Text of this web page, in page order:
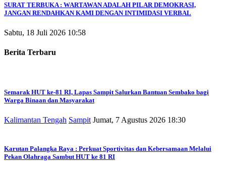
SURAT TERBUKA : WARTAWAN ADALAH PILAR DEMOKRASI,
JANGAN RENDAHKAN KAMI DENGAN INTIMIDASI VERBAL
Sabtu, 18 Juli 2026 10:58
Berita Terbaru
Semarak HUT ke-81 RI, Lapas Sampit Salurkan Bantuan Sembako bagi
Warga Binaan dan Masyarakat
Kalimantan Tengah Sampit Jumat, 7 Agustus 2026 18:30
Karutan Palangka Raya : Perkuat Sportivitas dan Kebersamaan Melalui
Pekan Olahraga Sambut HUT ke 81 RI